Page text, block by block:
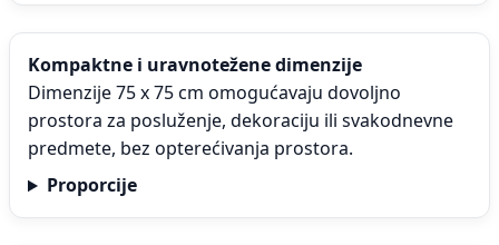
Kompaktne i uravnotežene dimenzije
Dimenzije 75 x 75 cm omogućavaju dovoljno
prostora za posluženje, dekoraciju ili svakodnevne
predmete, bez opterećivanja prostora.
Proporcije